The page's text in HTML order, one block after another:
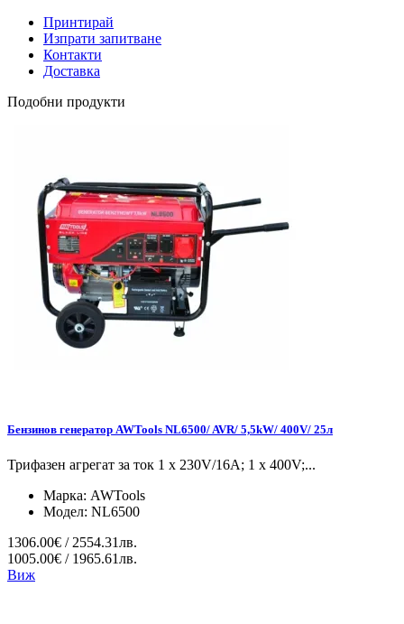
Принтирай
Изпрати запитване
Контакти
Доставка
Подобни продукти
Бензинов генератор AWTools NL6500/ AVR/ 5,5kW/ 400V/ 25л
Трифазен агрегат за ток 1 x 230V/16A; 1 x 400V;...
Марка: AWTools
Модел: NL6500
1306.00€ / 2554.31лв.
1005.00€ / 1965.61лв.
Виж